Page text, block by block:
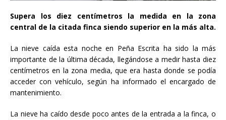
Supera los diez centímetros la medida en la zona
central de la citada finca siendo superior en la más alta.
La nieve caída esta noche en Peña Escrita ha sido la más
importante de la última década, llegándose a medir hasta diez
centímetros en la zona media, que era hasta donde se podía
acceder con vehículo, según ha informado el encargado de
mantenimiento.
La nieve ha caído desde poco antes de la entrada a la finca, o